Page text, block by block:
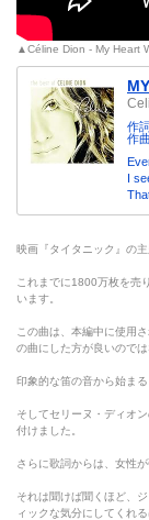
▲Céline Dion - My Heart
作
作
I
映画『タイタニック』の
これまでに1800万枚を売
います。
この曲は、本編中に使用
の曲にした方が良いので
印象的な笛の音から始ま
そしてセリーヌ・ディオ
付けました。
さらに歌詞からは、女性
それは聞けば聞くほど、
ィックな気分にしてくれる